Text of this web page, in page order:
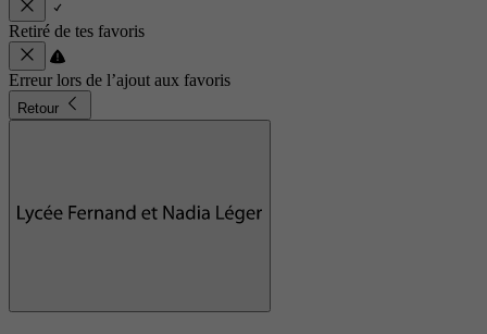
Retiré de tes favoris
Erreur lors de l’ajout aux favoris
Retour